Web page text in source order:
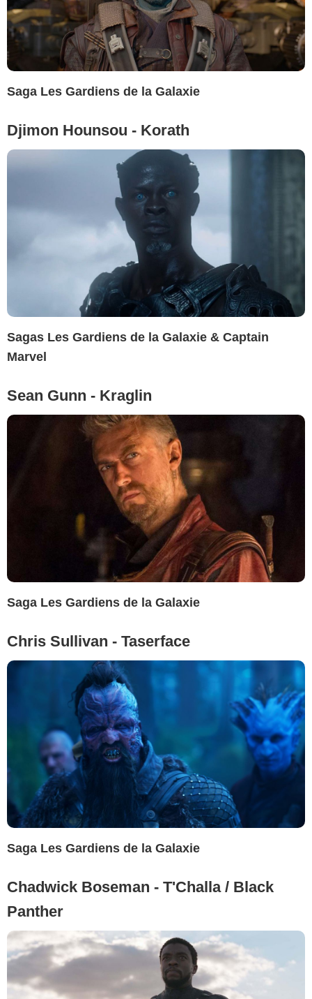
Saga Les Gardiens de la Galaxie
Djimon Hounsou - Korath
Sagas Les Gardiens de la Galaxie & Captain
Marvel
Sean Gunn - Kraglin
Saga Les Gardiens de la Galaxie
Chris Sullivan - Taserface
Saga Les Gardiens de la Galaxie
Chadwick Boseman - T'Challa / Black
Panther